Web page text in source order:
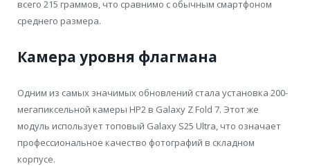
всего 215 граммов, что сравнимо с обычным смартфоном
среднего размера.
Камера уровня флагмана
Одним из самых значимых обновлений стала установка 200-
мегапиксельной камеры HP2 в Galaxy Z Fold 7. Этот же
модуль использует топовый Galaxy S25 Ultra, что означает
профессиональное качество фотографий в складном
корпусе.